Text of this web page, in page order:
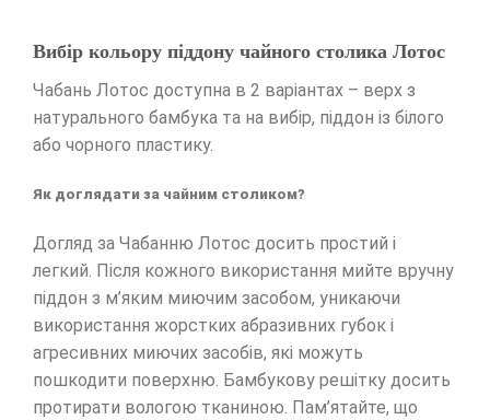
Вибір кольору піддону чайного столика Лотос
Чабань Лотос доступна в 2 варіантах – верх з
натурального бамбука та на вибір, піддон із білого
або чорного пластику.
Як доглядати за чайним столиком?
Догляд за Чабанню Лотос досить простий і
легкий. Після кожного використання мийте вручну
піддон з м’яким миючим засобом, уникаючи
використання жорстких абразивних губок і
агресивних миючих засобів, які можуть
пошкодити поверхню. Бамбукову решітку досить
протирати вологою тканиною. Пам’ятайте, що